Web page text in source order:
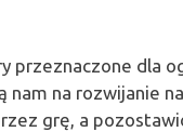
przeznaczone dla
na rozwijanie
grę, a